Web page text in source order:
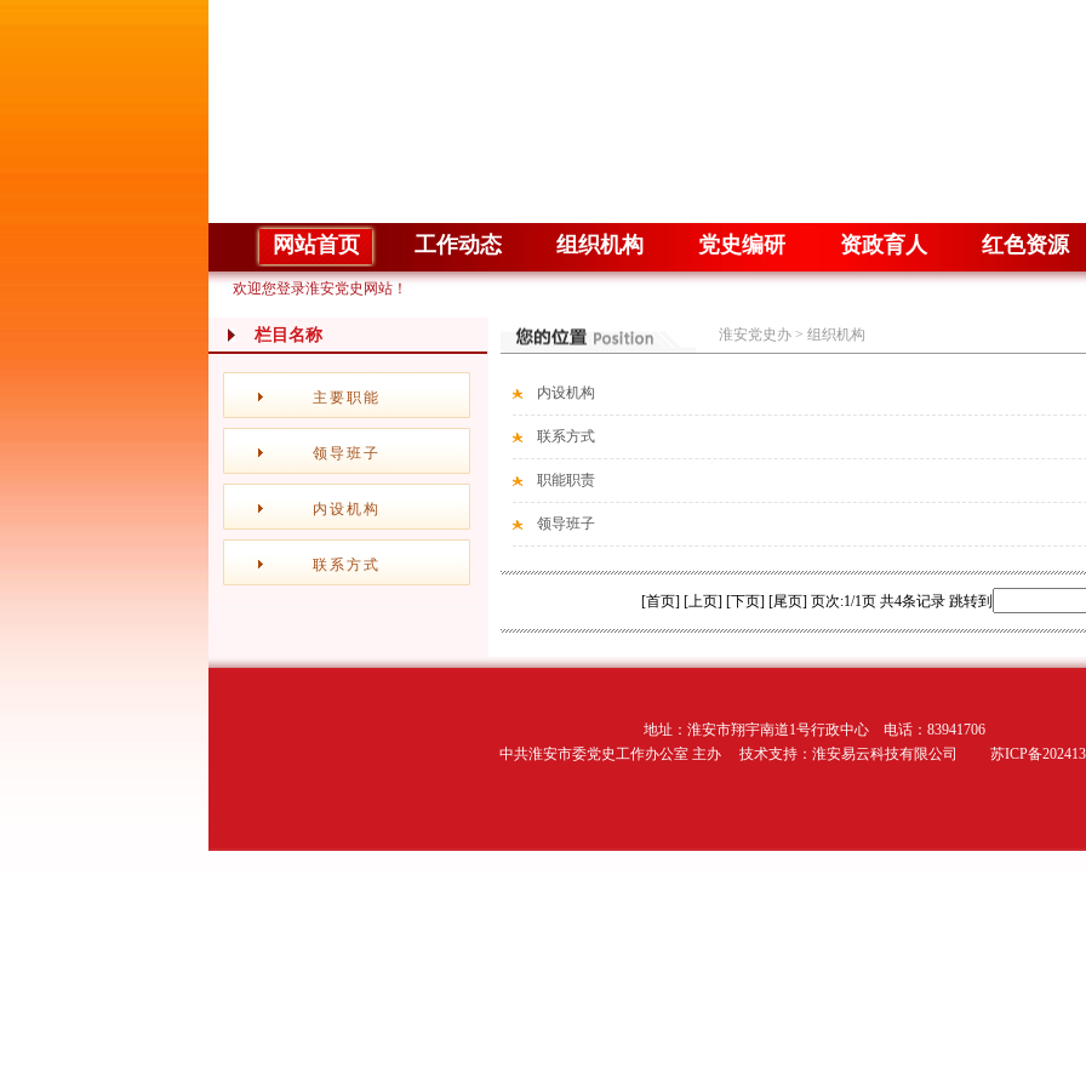
网站首页 工作动态 组织机构 党史编研 资政育人 红色资源
欢迎您登录淮安党史网站！
栏目名称
主要职能
领导班子
内设机构
联系方式
淮安党史办 > 组织机构
内设机构
联系方式
职能职责
领导班子
[首页] [上页] [下页] [尾页] 页次:1/1页 共4条记录 跳转到
地址：淮安市翔宇南道1号行政中心 电话：83941706
中共淮安市委党史工作办公室 主办 技术支持：淮安易云科技有限公司 苏ICP备